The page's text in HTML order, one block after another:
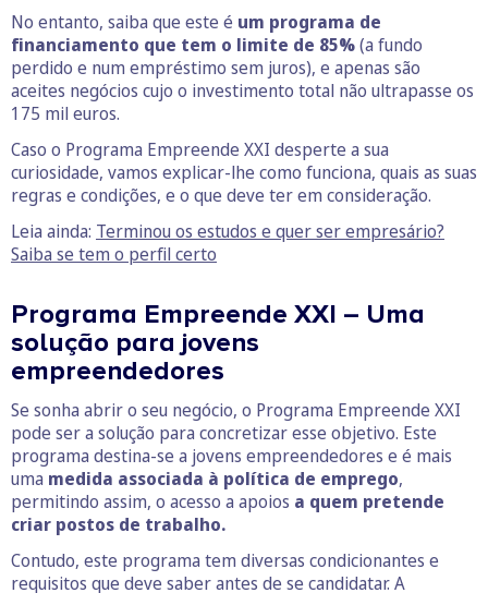
No entanto, saiba que este é um programa de
financiamento que tem o limite de 85%(a fundo
perdido e num empréstimo sem juros), e apenas são
aceites negócios cujo o investimento total não ultrapasse os
175 mil euros.
Caso o Programa Empreende XXI desperte a sua
curiosidade, vamos explicar-lhe como funciona, quais as suas
regras e condições, e o que deve ter em consideração.
Leia ainda: Terminou os estudos e quer ser empresário?
Saiba se tem o perfil certo
Programa Empreende XXI – Uma
solução para jovens
empreendedores
Se sonha abrir o seu negócio, o Programa Empreende XXI
pode ser a solução para concretizar esse objetivo. Este
programa destina-se a jovens empreendedores e é mais
uma medida associada à política de emprego,
permitindo assim, o acesso a apoios a quem pretende
criar postos de trabalho.
Contudo, este programa tem diversas condicionantes e
requisitos que deve saber antes de se candidatar. A